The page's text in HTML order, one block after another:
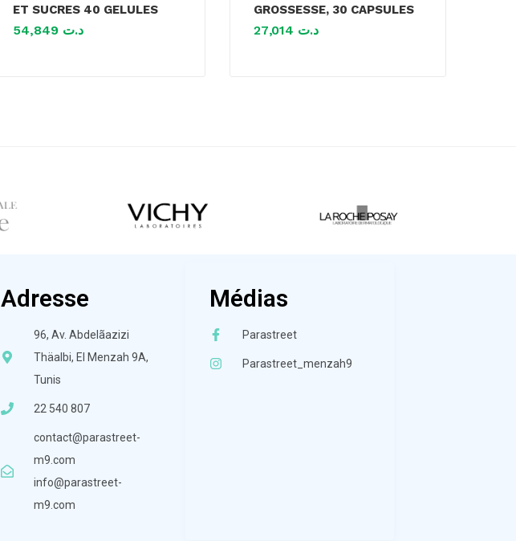
ET SUCRES 40 GELULES
د.ت
GROSSESSE, 30 CAPSULES
د.ت
Adresse
96, Av. Abdelãazizi
Thäalbi, El Menzah 9A,
Tunis
22 540 807
contact@parastreet-
m9.com
info@parastreet-
m9.com
Médias
Parastreet
Parastreet_menzah9